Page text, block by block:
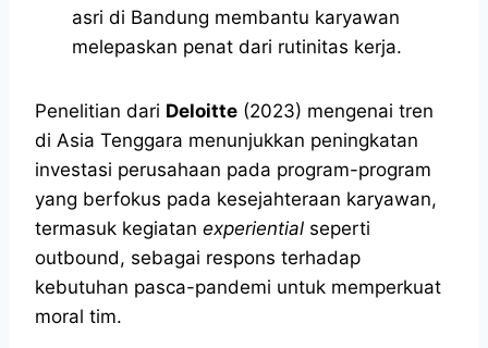
asri di Bandung membantu karyawan
melepaskan penat dari rutinitas kerja.
Penelitian dari Deloitte (2023) mengenai tren
di Asia Tenggara menunjukkan peningkatan
investasi perusahaan pada program-program
yang berfokus pada kesejahteraan karyawan,
termasuk kegiatan experiential seperti
outbound, sebagai respons terhadap
kebutuhan pasca-pandemi untuk memperkuat
moral tim.